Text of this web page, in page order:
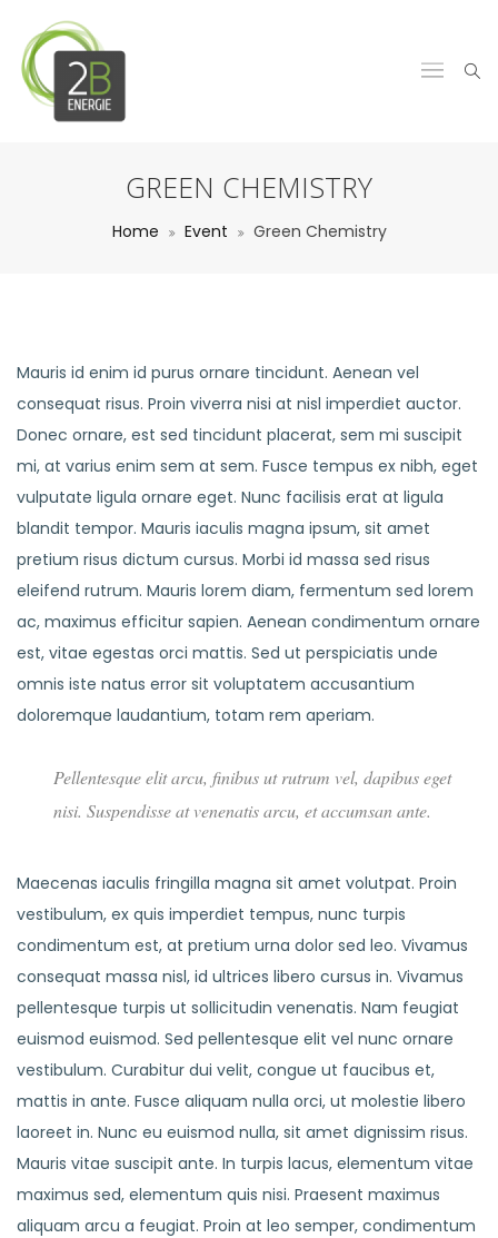
GREEN CHEMISTRY
Home Event Green Chemistry
Mauris id enim id purus ornare tincidunt. Aenean vel
consequat risus. Proin viverra nisi at nisl imperdiet auctor.
Donec ornare, est sed tincidunt placerat, sem mi suscipit
mi, at varius enim sem at sem. Fusce tempus ex nibh, eget
vulputate ligula ornare eget. Nunc facilisis erat at ligula
blandit tempor. Mauris iaculis magna ipsum, sit amet
pretium risus dictum cursus. Morbi id massa sed risus
eleifend rutrum. Mauris lorem diam, fermentum sed lorem
ac, maximus efficitur sapien. Aenean condimentum ornare
est, vitae egestas orci mattis. Sed ut perspiciatis unde
omnis iste natus error sit voluptatem accusantium
doloremque laudantium, totam rem aperiam.
Pellentesque elit arcu, finibus ut rutrum vel, dapibus eget
nisi. Suspendisse at venenatis arcu, et accumsan ante.
Maecenas iaculis fringilla magna sit amet volutpat. Proin
vestibulum, ex quis imperdiet tempus, nunc turpis
condimentum est, at pretium urna dolor sed leo. Vivamus
consequat massa nisl, id ultrices libero cursus in. Vivamus
pellentesque turpis ut sollicitudin venenatis. Nam feugiat
euismod euismod. Sed pellentesque elit vel nunc ornare
vestibulum. Curabitur dui velit, congue ut faucibus et,
mattis in ante. Fusce aliquam nulla orci, ut molestie libero
laoreet in. Nunc eu euismod nulla, sit amet dignissim risus.
Mauris vitae suscipit ante. In turpis lacus, elementum vitae
maximus sed, elementum quis nisi. Praesent maximus
aliquam arcu a feugiat. Proin at leo semper, condimentum